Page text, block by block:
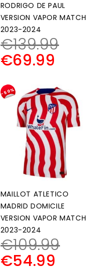
RODRIGO DE PAUL
VERSION VAPOR MATCH
2023-2024
€139.99
€69.99
-50%
MAILLOT ATLETICO
MADRID DOMICILE
VERSION VAPOR MATCH
2023-2024
€109.99
€54.99